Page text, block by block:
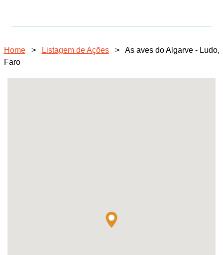
Home > Listagem de Ações >
As aves do Algarve - Ludo,
Faro